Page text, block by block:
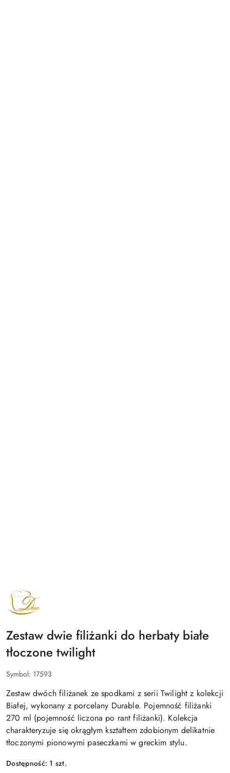
NAZWA
PRODUCENTA:
DUO
Zestaw dwie filiżanki do herbaty białe
tłoczone twilight
Symbol: 17593
Zestaw dwóch filiżanek ze spodkami z serii Twilight z kolekcji
Białej, wykonany z porcelany Durable. Pojemność filiżanki
270 ml (pojemność liczona po rant filiżanki). Kolekcja
charakteryzuje się okrągłym kształtem zdobionym delikatnie
tłoczonymi pionowymi paseczkami w greckim stylu.
Dostępność: 1 szt.